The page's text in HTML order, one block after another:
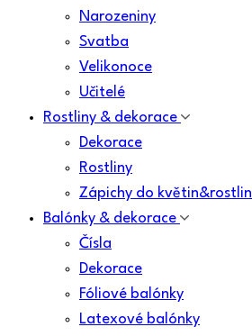
Narozeniny
Svatba
Velikonoce
Učitelé
Rostliny & dekorace
Dekorace
Rostliny
Zápichy do květin&rostlin
Balónky & dekorace
Čísla
Dekorace
Fóliové balónky
Latexové balónky